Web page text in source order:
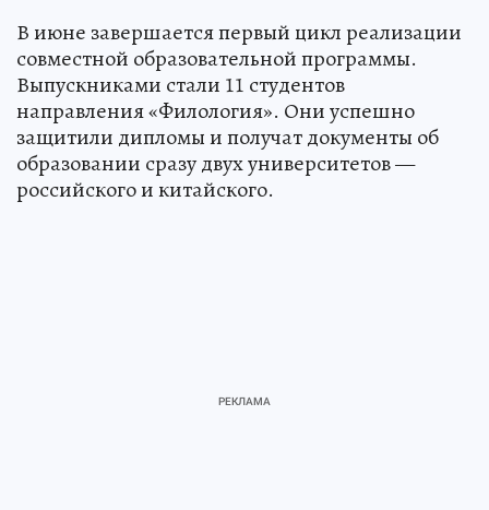
В июне завершается первый цикл реализации
совместной образовательной программы.
Выпускниками стали 11 студентов
направления «Филология». Они успешно
защитили дипломы и получат документы об
образовании сразу двух университетов —
российского и китайского.